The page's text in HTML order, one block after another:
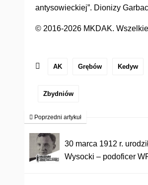
antysowieckiej”. Dionizy
© 2016-2026 MKDAK.
AK Grębów Kedyw
Zbydniów
Poprzedni artykuł
30 marca 1912 r.
Wysocki – podoficer